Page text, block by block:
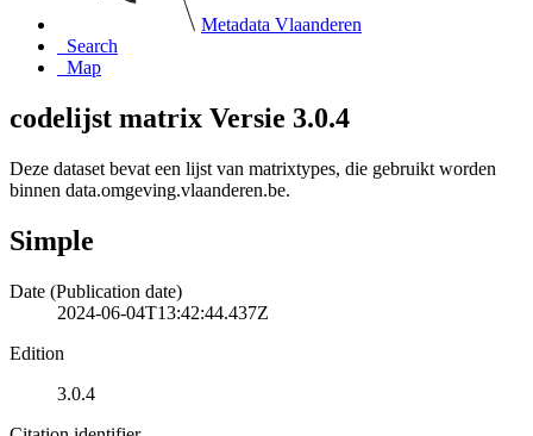
Metadata Vlaanderen
Search
Map
codelijst matrix Versie 3.0.4
Deze dataset bevat een lijst van matrixtypes, die gebruikt worden
binnen data.omgeving.vlaanderen.be.
Simple
Date (Publication date)
2024-06-04T13:42:44.437Z
Edition
3.0.4